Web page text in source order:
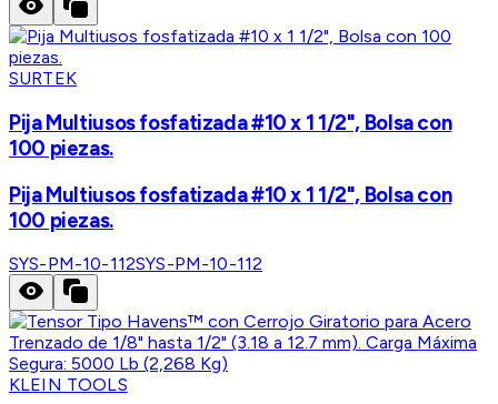
SURTEK
Pija Multiusos fosfatizada #10 x 1 1/2", Bolsa con
100 piezas.
Pija Multiusos fosfatizada #10 x 1 1/2", Bolsa con
100 piezas.
SYS-PM-10-112SYS-PM-10-112
KLEIN TOOLS